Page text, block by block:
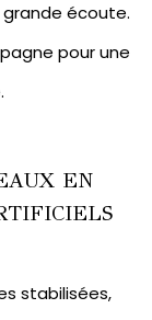
grande écoute.
pour une
EN
stabilisées,